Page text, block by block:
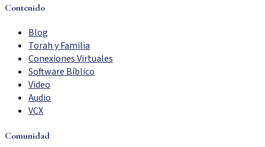
Contenido
Blog
Torah y Familia
Conexiones Virtuales
Software Bíblico
Video
Audio
VCX
Comunidad